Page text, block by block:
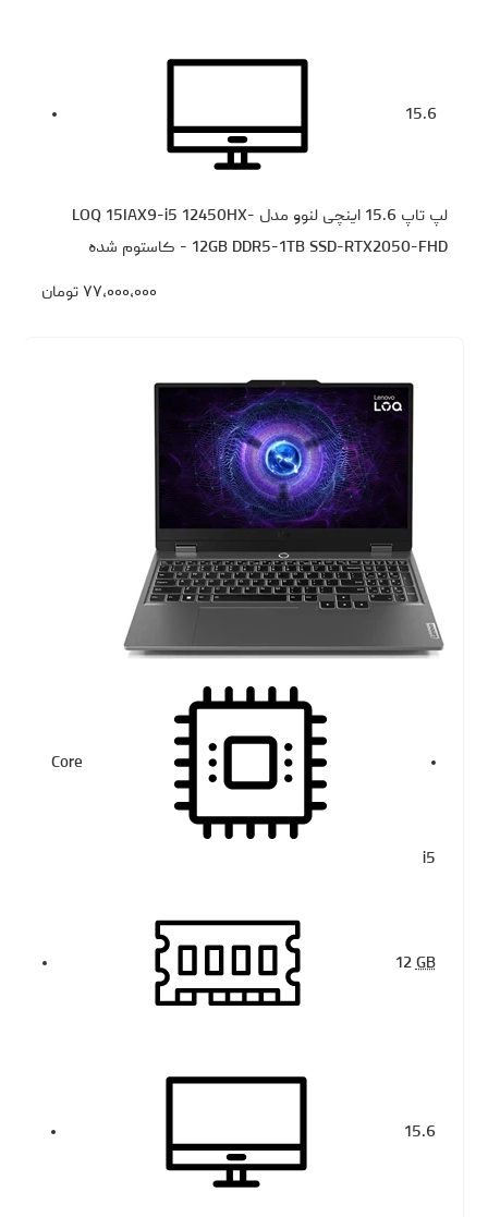
15.6
لپ تاپ 15.6 اینچی لنوو مدل LOQ 15IAX9-i5 12450HX-
12GB DDR5-1TB SSD-RTX2050-FHD - کاستوم شده
۷۷،۰۰۰،۰۰۰ تومان
Core
i5
12GB
15.6